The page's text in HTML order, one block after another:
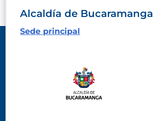
Alcaldía de Bucaramanga
Sede principal